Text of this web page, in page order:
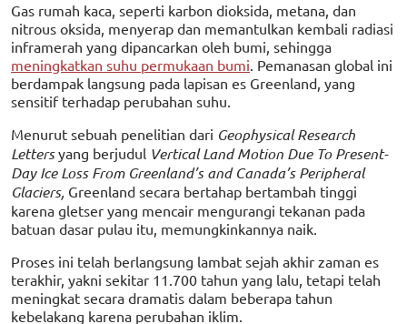
Gas rumah kaca, seperti karbon dioksida, metana, dan
nitrous oksida, menyerap dan memantulkan kembali radiasi
inframerah yang dipancarkan oleh bumi, sehingga
meningkatkan suhu permukaan bumi. Pemanasan global ini
berdampak langsung pada lapisan es Greenland, yang
sensitif terhadap perubahan suhu.
Menurut sebuah penelitian dari Geophysical Research
Lettersyang berjudul Vertical Land Motion Due To Present-
Day Ice Loss From Greenland’s and Canada’s Peripheral
Glaciers, Greenland secara bertahap bertambah tinggi
karena gletser yang mencair mengurangi tekanan pada
batuan dasar pulau itu, memungkinkannya naik.
Proses ini telah berlangsung lambat sejah akhir zaman es
terakhir, yakni sekitar 11.700 tahun yang lalu, tetapi telah
meningkat secara dramatis dalam beberapa tahun
kebelakang karena perubahan iklim.